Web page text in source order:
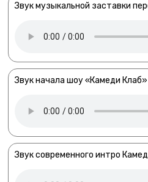
Звук музыкальной заставки
Звук начала шоу «Камеди
Звук современного интро